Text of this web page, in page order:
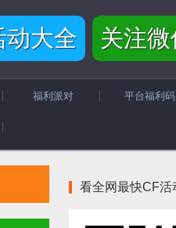
动大全 关注微
福利派对 平台福利码
看全网最快CF活